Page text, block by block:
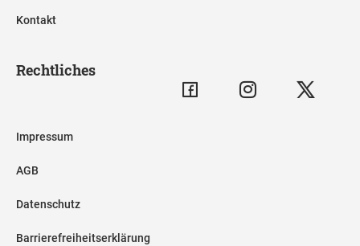
Kontakt
Rechtliches
Impressum
AGB
Datenschutz
Barrierefreiheitserklärung